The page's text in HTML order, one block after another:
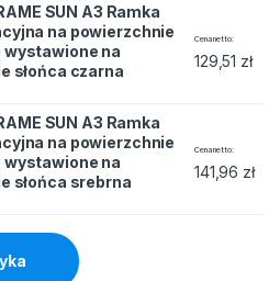
informacyjna na
SUN A3 Ramka
na powierzchnie
wystawione na
słońca czarna
Cena netto
129,51 zł
informacyjna na
SUN A3 Ramka
na powierzchnie
wystawione na
słońca srebrna
Cena netto
141,96 zł